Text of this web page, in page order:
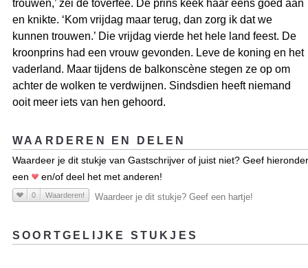
trouwen,’ zei de toverfee. De prins keek haar eens goed aan
en knikte. ‘Kom vrijdag maar terug, dan zorg ik dat we
kunnen trouwen.’ Die vrijdag vierde het hele land feest. De
kroonprins had een vrouw gevonden. Leve de koning en het
vaderland. Maar tijdens de balkonscène stegen ze op om
achter de wolken te verdwijnen. Sindsdien heeft niemand
ooit meer iets van hen gehoord.
WAARDEREN EN DELEN
Waardeer je dit stukje van Gastschrijver of juist niet? Geef hieronder
een
en/of deel het met anderen!
0 Waarderen! Waardeer je dit stukje? Geef een hartje!
SOORTGELIJKE STUKJES